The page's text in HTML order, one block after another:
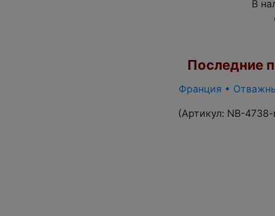
В
Последние
Франция •
(Артикул: NB-4738-